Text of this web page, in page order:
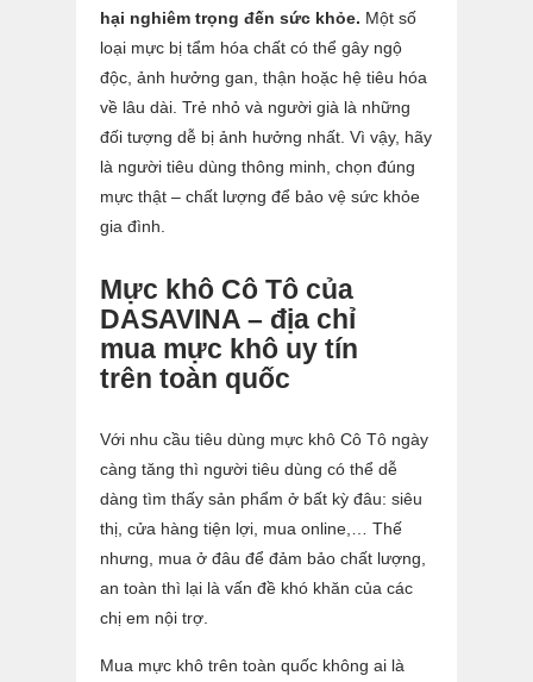
hại nghiêm trọng đến sức khỏe. Một số
loại mực bị tẩm hóa chất có thể gây ngộ
độc, ảnh hưởng gan, thận hoặc hệ tiêu hóa
về lâu dài. Trẻ nhỏ và người già là những
đối tượng dễ bị ảnh hưởng nhất. Vì vậy, hãy
là người tiêu dùng thông minh, chọn đúng
mực thật – chất lượng để bảo vệ sức khỏe
gia đình.
Mực khô Cô Tô của
DASAVINA – địa chỉ
mua mực khô uy tín
trên toàn quốc
Với nhu cầu tiêu dùng mực khô Cô Tô ngày
càng tăng thì người tiêu dùng có thể dễ
dàng tìm thấy sản phẩm ở bất kỳ đâu: siêu
thị, cửa hàng tiện lợi, mua online,… Thế
nhưng, mua ở đâu để đảm bảo chất lượng,
an toàn thì lại là vấn đề khó khăn của các
chị em nội trợ.
Mua mực khô trên toàn quốc không ai là